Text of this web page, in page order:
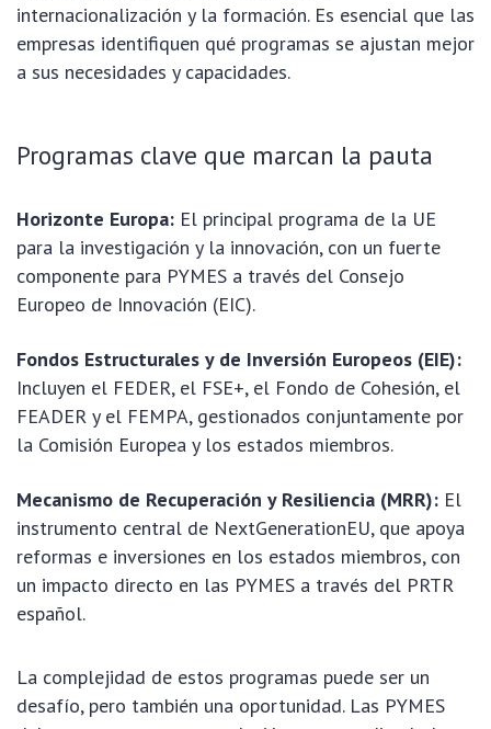
internacionalización y la formación. Es esencial que las
empresas identifiquen qué programas se ajustan mejor
a sus necesidades y capacidades.
Programas clave que marcan la pauta
Horizonte Europa: El principal programa de la UE
para la investigación y la innovación, con un fuerte
componente para PYMES a través del Consejo
Europeo de Innovación (EIC).
Fondos Estructurales y de Inversión Europeos (EIE):
Incluyen el FEDER, el FSE+, el Fondo de Cohesión, el
FEADER y el FEMPA, gestionados conjuntamente por
la Comisión Europea y los estados miembros.
Mecanismo de Recuperación y Resiliencia (MRR): El
instrumento central de NextGenerationEU, que apoya
reformas e inversiones en los estados miembros, con
un impacto directo en las PYMES a través del PRTR
español.
La complejidad de estos programas puede ser un
desafío, pero también una oportunidad. Las PYMES